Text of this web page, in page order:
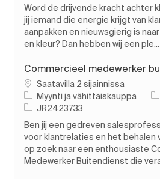
Word de drijvende kracht achter
jij iemand die energie krijgt van
aanpakken en nieuwsgierig is
en kleur? Dan hebben wij een ple...
Commercieel medewerker
Saatavilla 2 sijainnissa
Luokka
Myynti ja vähittäiskauppa
Työn tunnus
JR2423733
Ben jij een gedreven
voor klantrelaties en het behalen
op zoek naar een enthousiaste
Medewerker Buitendienst die